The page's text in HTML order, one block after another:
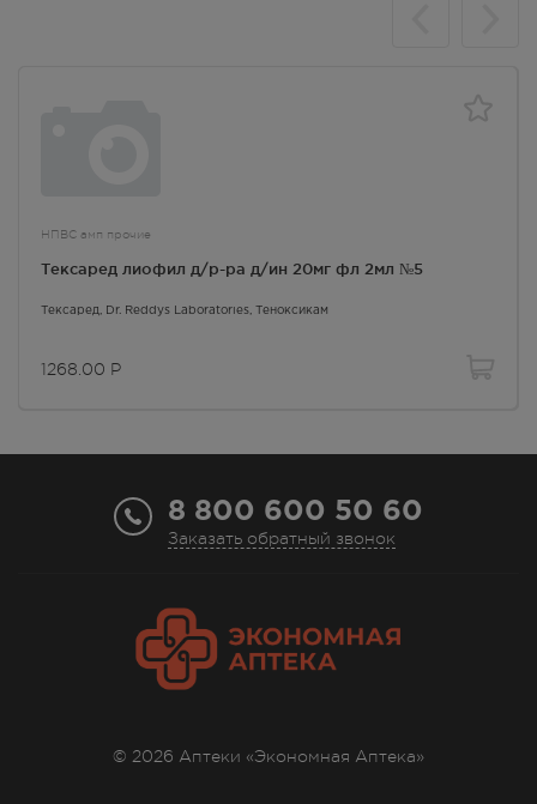
НПВС амп прочие
Тексаред лиофил д/р-ра д/ин 20мг фл 2мл №5
Тексаред, Dr. Reddys Laboratories, Теноксикам
1268.00 Р
8 800 600 50 60
Заказать обратный звонок
© 2026 Аптеки «Экономная Аптека»